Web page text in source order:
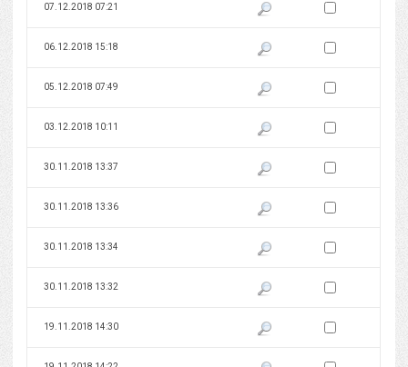
07.12.2018 07:21 Pokaż podgląd wersji z dnia
Zaznacz wersję do
06.12.2018 15:18 Pokaż podgląd wersji z dnia
Zaznacz wersję do
05.12.2018 07:49 Pokaż podgląd wersji z dnia
Zaznacz wersję do
03.12.2018 10:11 Pokaż podgląd wersji z dnia
Zaznacz wersję do
30.11.2018 13:37 Pokaż podgląd wersji z dnia
Zaznacz wersję do
30.11.2018 13:36 Pokaż podgląd wersji z dnia
Zaznacz wersję do
30.11.2018 13:34 Pokaż podgląd wersji z dnia
Zaznacz wersję do
30.11.2018 13:32 Pokaż podgląd wersji z dnia
Zaznacz wersję do
19.11.2018 14:30 Pokaż podgląd wersji z dnia
Zaznacz wersję do